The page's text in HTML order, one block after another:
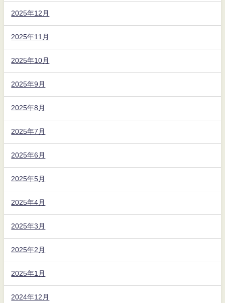
2025年12月
2025年11月
2025年10月
2025年9月
2025年8月
2025年7月
2025年6月
2025年5月
2025年4月
2025年3月
2025年2月
2025年1月
2024年12月